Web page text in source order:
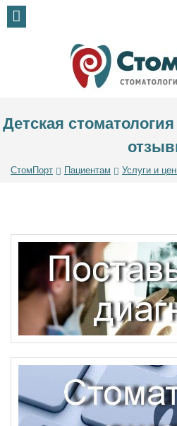
Детская
СтомПорт Пациентам Услуги и